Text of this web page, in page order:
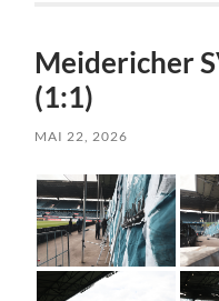
Meidericher
(1:1)
MAI 22, 2026